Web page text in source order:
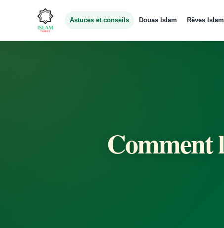
Astuces et conseils Douas Islam Rêves Islam
Comment